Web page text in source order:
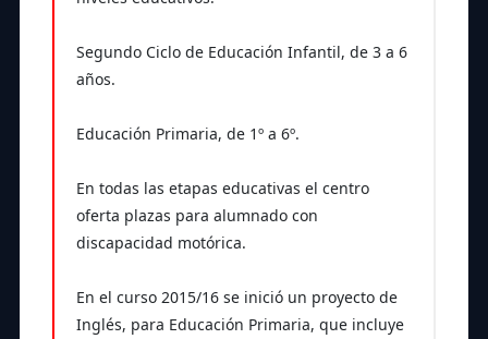
Segundo Ciclo de Educación Infantil, de 3 a 6
años.
Educación Primaria, de 1º a 6º.
En todas las etapas educativas el centro
oferta plazas para alumnado con
discapacidad motórica.
En el curso 2015/16 se inició un proyecto de
Inglés, para Educación Primaria, que incluye